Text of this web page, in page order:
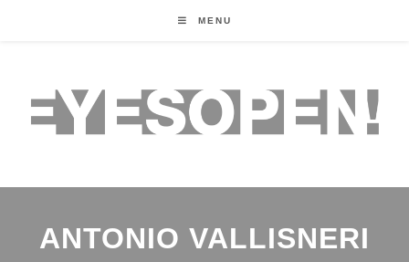
MENU
ANTONIO VALLISNERI